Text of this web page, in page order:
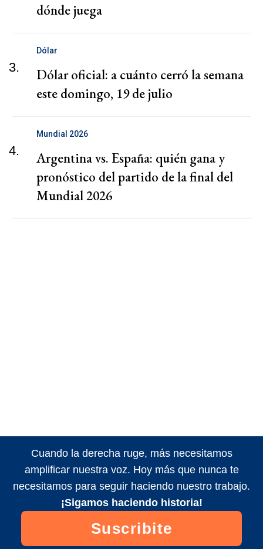
dónde juega
3.
Dólar
Dólar oficial: a cuánto cerró la semana
este domingo, 19 de julio
4.
Mundial 2026
Argentina vs. España: quién gana y
pronóstico del partido de la final del
Mundial 2026
Cuando la derecha ruge, más necesitamos
amplificar nuestra voz. Hoy más que nunca te
necesitamos para seguir haciendo nuestro trabajo.
¡Sigamos haciendo historia!
Suscribite